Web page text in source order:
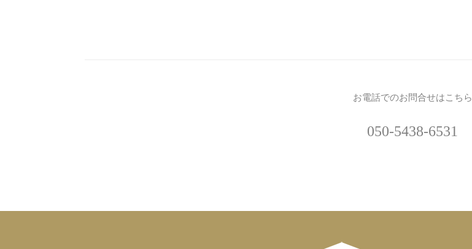
お電話でのお問合せはこちら
050-5438-6531